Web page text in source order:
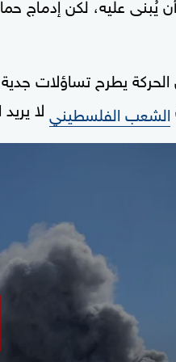
يطرح تساؤلات
الشعب الفلسطيني لا